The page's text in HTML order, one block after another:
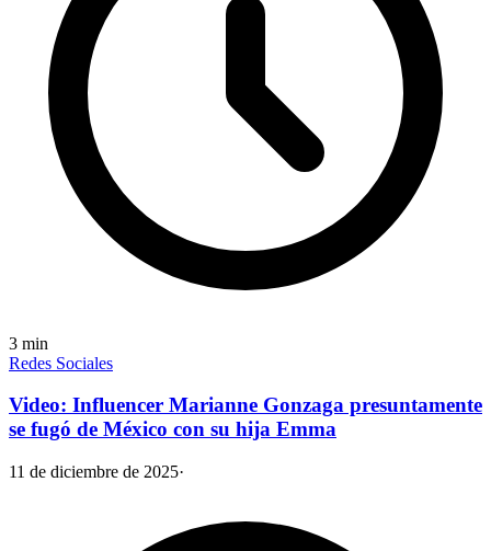
3 min
Redes Sociales
Video: Influencer Marianne Gonzaga presuntamente
se fugó de México con su hija Emma
11 de diciembre de 2025·